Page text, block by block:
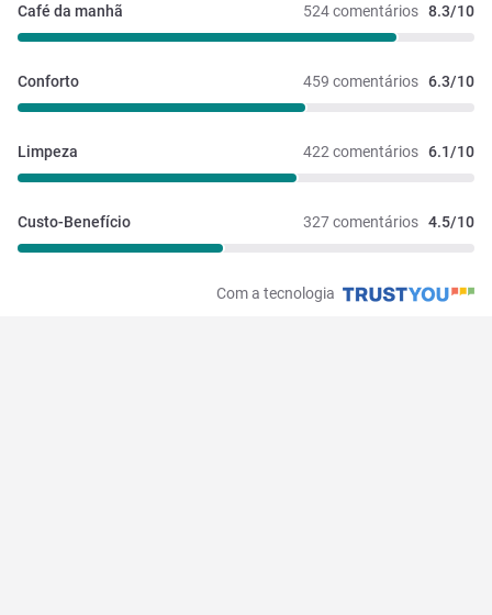
524 comentários 8.3/10
Café da manhã
459 comentários 6.3/10
Conforto
422 comentários 6.1/10
Limpeza
327 comentários 4.5/10
Custo-Benefício
Com a tecnologia